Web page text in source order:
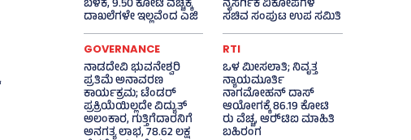
ಬಳಕೆ, 9.50 ಕೋಟಿ ವೆಚ್ಚಕ್ಕೆ
ದಾಖಲೆಗಳೇ ಇಲ್ಲವೆಂದ ಎಜಿ
ನೈಸರ್ಗಿಕ ವಿಕೋಪಗಳ
ಸಚಿವ ಸಂಪುಟ ಉಪ ಸಮಿತಿ
GOVERNANCE
ನಾಡದೇವಿ ಭುವನೇಶ್ವರಿ
ಪ್ರತಿಮೆ ಅನಾವರಣ
ಕಾರ್ಯಕ್ರಮ; ಟೆಂಡರ್
ಪ್ರಕ್ರಿಯೆಯಿಲ್ಲದೇ ವಿದ್ಯುತ್‌
ಅಲಂಕಾರ, ಗುತ್ತಿಗೆದಾರನಿಗೆ
ಅನಗತ್ಯ ಲಾಭ, 78.62 ಲಕ್ಷ
RTI
ಒಳ ಮೀಸಲಾತಿ; ನಿವೃತ್ತ
ನ್ಯಾಯಮೂರ್ತಿ
ನಾಗಮೋಹನ್ ದಾಸ್
ಆಯೋಗಕ್ಕೆ 86.19 ಕೋಟಿ
ರು ವೆಚ್ಚ, ಆರ್‍‌ಟಿಐ ಮಾಹಿತಿ
ಬಹಿರಂಗ